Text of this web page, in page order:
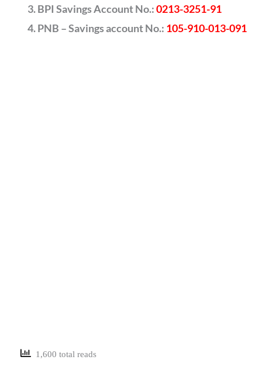
BPI Savings Account No.:0213-3251-91
PNB – Savings account No.: 105-910-013-091
1,600 total reads